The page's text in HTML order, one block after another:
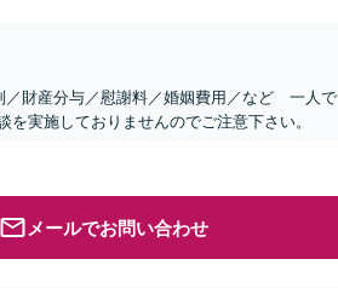
／財産分与／慰謝料／婚姻費用／など 一人で
実施しておりませんのでご注意下さい。
メールでお問い合わせ